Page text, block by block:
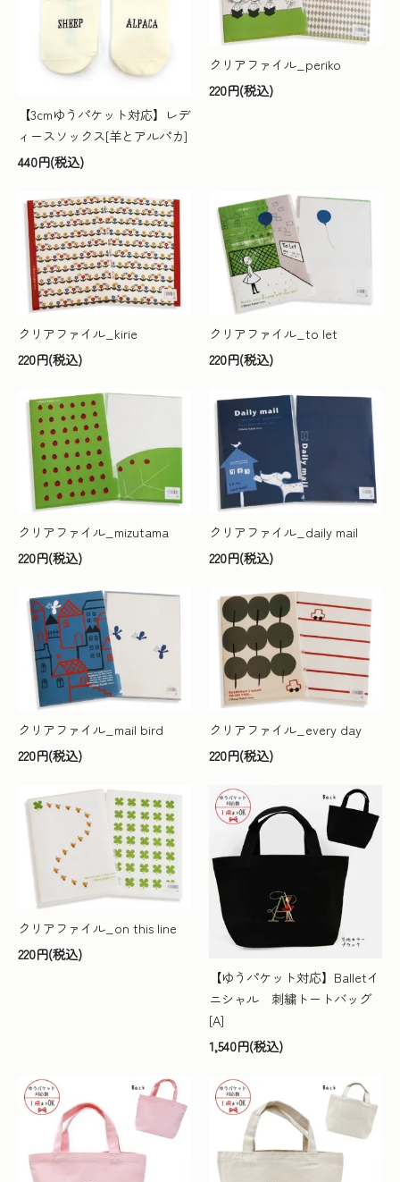
【3cmゆうパケット対応】レデ
ィースソックス[羊とアルパカ]
440円(税込)
クリアファイル_periko
220円(税込)
クリアファイル_kirie
220円(税込)
クリアファイル_to let
220円(税込)
クリアファイル_mizutama
220円(税込)
クリアファイル_daily mail
220円(税込)
クリアファイル_mail bird
220円(税込)
クリアファイル_every day
220円(税込)
クリアファイル_on this line
220円(税込)
【ゆうパケット対応】Balletイ
ニシャル 刺繍トートバッグ
[A]
1,540円(税込)